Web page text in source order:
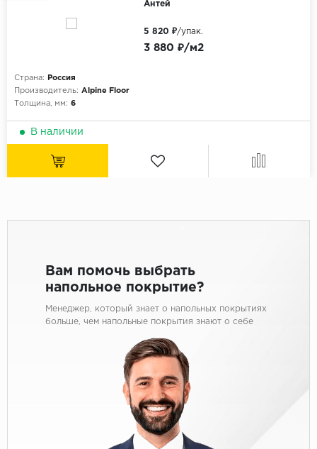
Антей
Страна:
Россия
Производитель: Alpine Floor
Толщина, мм: 6
3 880 ₽/м2
5 820 ₽/упак.
В наличии
Вам помочь выбрать
напольное покрытие?
Менеджер, который знает о напольных покрытиях
больше, чем напольные покрытия знают о себе